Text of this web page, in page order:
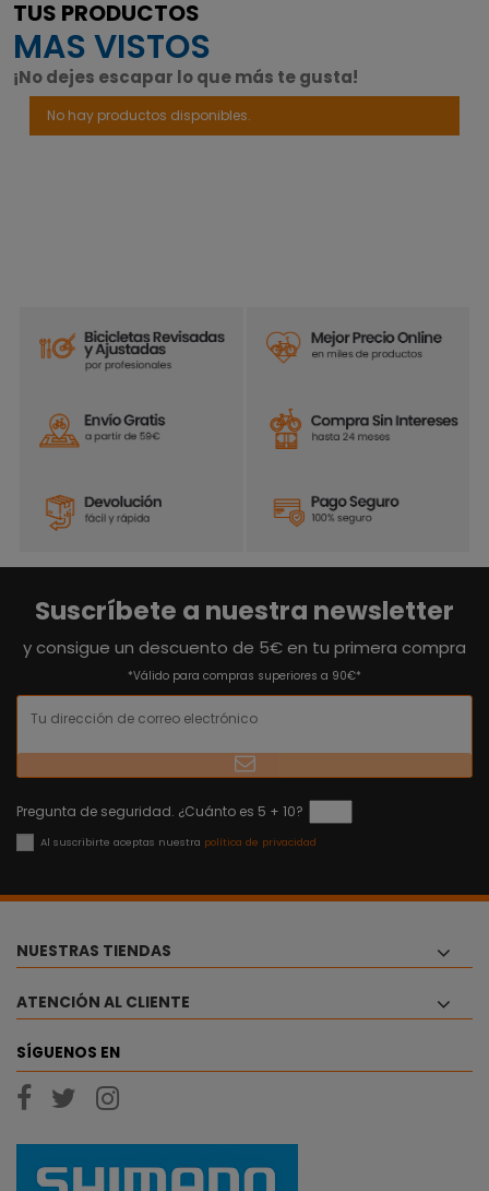
TUS PRODUCTOS
MAS VISTOS
¡No dejes escapar lo que más te gusta!
No hay productos disponibles.
Suscríbete a nuestra newsletter
y consigue un descuento de 5€ en tu primera compra
*Válido para compras superiores a 90€*
Pregunta de seguridad. ¿Cuánto es 5 + 10?
Al suscribirte aceptas nuestra política de privacidad
NUESTRAS TIENDAS
ATENCIÓN AL CLIENTE
SÍGUENOS EN